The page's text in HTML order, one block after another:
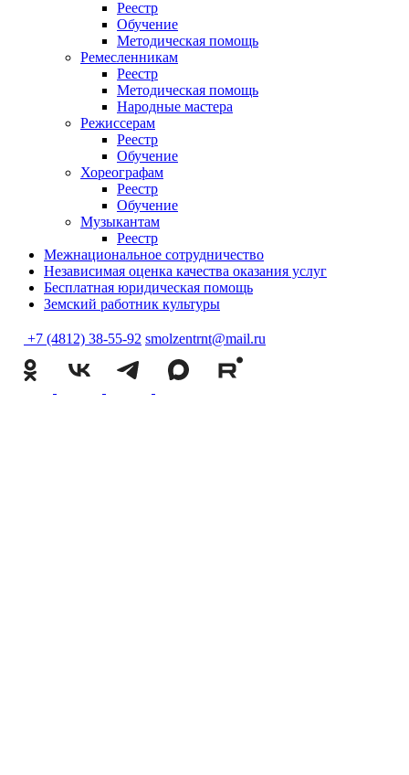
Реестр
Обучение
Методическая помощь
Ремесленникам
Реестр
Методическая помощь
Народные мастера
Режиссерам
Реестр
Обучение
Хореографам
Реестр
Обучение
Музыкантам
Реестр
Межнациональное сотрудничество
Независимая оценка качества оказания услуг
Бесплатная юридическая помощь
Земский работник культуры
+7 (4812) 38-55-92 smolzentrnt@mail.ru